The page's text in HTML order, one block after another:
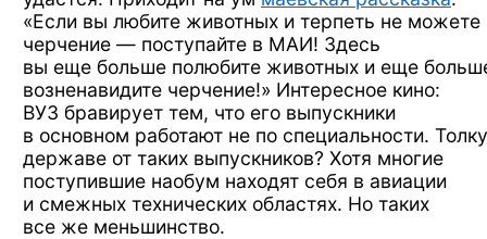
«Если вы любите животных и терпеть не можете
черчение — поступайте в МАИ! Здесь
вы еще больше полюбите животных и еще
возненавидите черчение!» Интересное кино:
ВУЗ бравирует тем, что его выпускники
в основном работают не по специальности. Толку
державе от таких выпускников? Хотя многие
поступившие наобум находят себя в авиации
и смежных технических областях. Но таких
все же меньшинство.